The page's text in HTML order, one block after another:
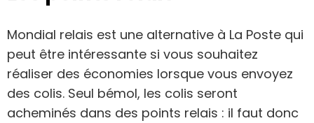
Mondial relais est une alternative à La Poste qui
peut être intéressante si vous souhaitez
réaliser des économies lorsque vous envoyez
des colis. Seul bémol, les colis seront
acheminés dans des points relais : il faut donc